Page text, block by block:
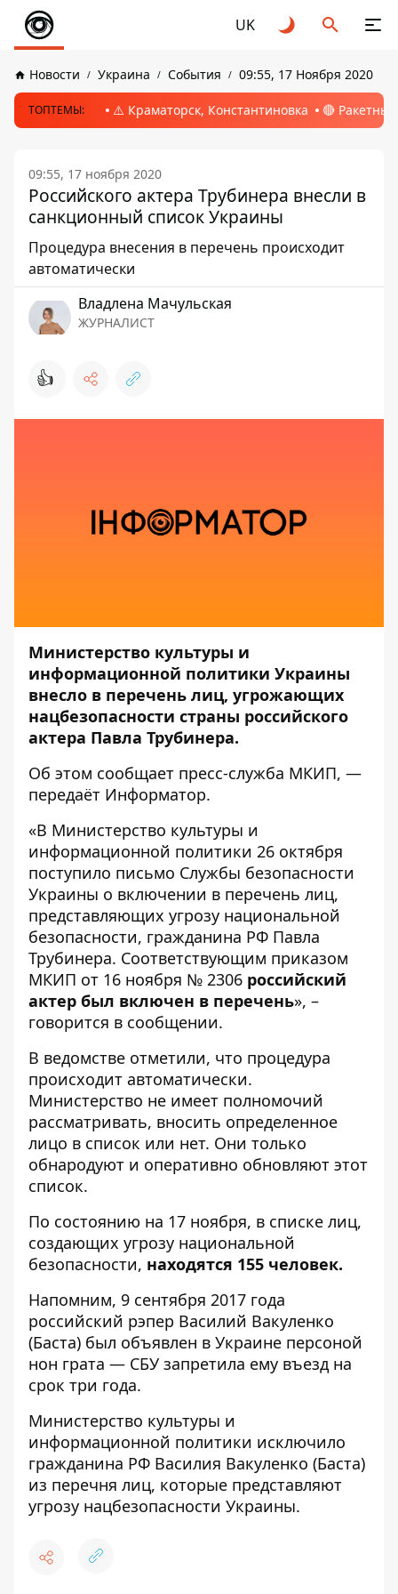
UK
Новости Украина События 09:55, 17 Ноября 2020
ТОПТЕМЫ: ⚠️ Краматорск, Константиновка 🔴
09:55, 17 ноября 2020
Российского актера Трубинера внесли в
санкционный список Украины
Процедура внесения в перечень происходит
автоматически
Владлена Мачульская
ЖУРНАЛИСТ
👍
Министерство культуры и
информационной политики Украины
внесло в перечень лиц, угрожающих
нацбезопасности страны российского
актера Павла Трубинера.
Об этом сообщает пресс-служба МКИП, —
передаёт Информатор.
«В Министерство культуры и
информационной политики 26 октября
поступило письмо Службы безопасности
Украины о включении в перечень лиц,
представляющих угрозу национальной
безопасности, гражданина РФ Павла
Трубинера. Соответствующим приказом
МКИП от 16 ноября № 2306 российский
актер был включен в перечень», –
говорится в сообщении.
В ведомстве отметили, что процедура
происходит автоматически.
Министерство не имеет полномочий
рассматривать, вносить определенное
лицо в список или нет. Они только
обнародуют и оперативно обновляют этот
список.
По состоянию на 17 ноября, в списке лиц,
создающих угрозу национальной
безопасности, находятся 155 человек.
Напомним, 9 сентября 2017 года
российский рэпер Василий Вакуленко
(Баста) был объявлен в Украине персоной
нон грата — СБУ запретила ему въезд на
срок три года.
Министерство культуры и
информационной политики исключило
гражданина РФ Василия Вакуленко (Баста)
из перечня лиц, которые представляют
угрозу нацбезопасности Украины.